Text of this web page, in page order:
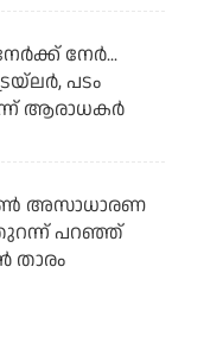
നേര്‍...
പടം
ആരാധകര്‍
അസാധാരണ
പറഞ്ഞ്
താരം